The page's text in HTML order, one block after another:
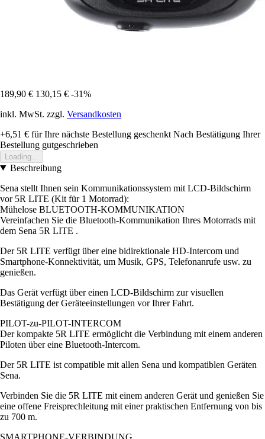
189,90 € 130,15 € -31%
inkl. MwSt. zzgl. Versandkosten
+6,51 € für Ihre nächste Bestellung geschenkt Nach Bestätigung Ihrer
Bestellung gutgeschrieben
Loading...
Beschreibung
Sena stellt Ihnen sein Kommunikationssystem mit LCD-Bildschirm
vor 5R LITE (Kit für 1 Motorrad):
Mühelose BLUETOOTH-KOMMUNIKATION
Vereinfachen Sie die Bluetooth-Kommunikation Ihres Motorrads mit
dem Sena 5R LITE .
Der 5R LITE verfügt über eine bidirektionale HD-Intercom und
Smartphone-Konnektivität, um Musik, GPS, Telefonanrufe usw. zu
genießen.
Das Gerät verfügt über einen LCD-Bildschirm zur visuellen
Bestätigung der Geräteeinstellungen vor Ihrer Fahrt.
PILOT-zu-PILOT-INTERCOM
Der kompakte 5R LITE ermöglicht die Verbindung mit einem anderen
Piloten über eine Bluetooth-Intercom.
Der 5R LITE ist compatible mit allen Sena und kompatiblen Geräten
Sena.
Verbinden Sie die 5R LITE mit einem anderen Gerät und genießen Sie
eine offene Freisprechleitung mit einer praktischen Entfernung von bis
zu 700 m.
SMARTPHONE-VERBINDUNG